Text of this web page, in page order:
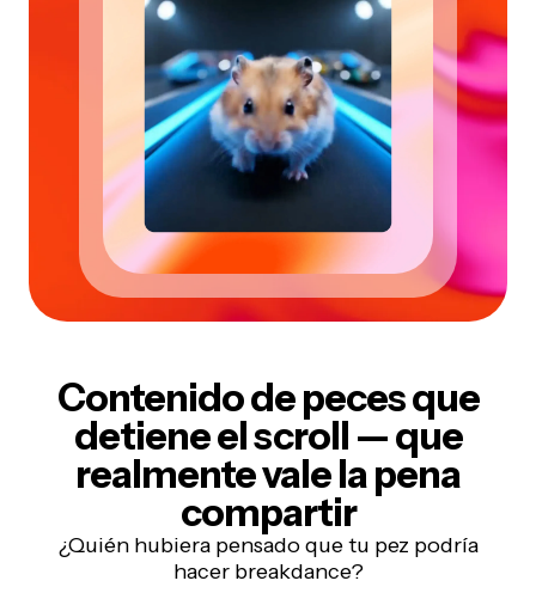
Contenido de peces que
detiene el scroll —que
realmente vale la pena
compartir
¿Quién hubiera pensado que tu pez podría
hacer breakdance?